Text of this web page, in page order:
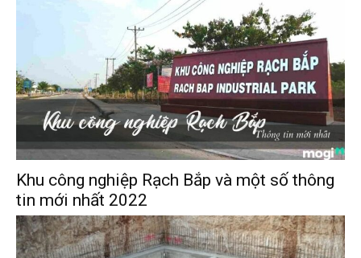
Khu công nghiệp Rạch Bắp và một số thông
tin mới nhất 2022